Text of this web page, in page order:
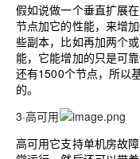
假如说做一个垂直扩展
节点加它的性能，来增
些副本，比如再加两个
能，它能增加的只是可
还有1500个节点，所以
的。
3·高可用
高可用它支持单机房故